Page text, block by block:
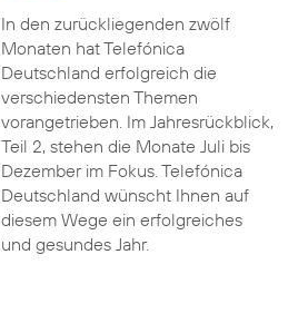
In den zurückliegenden zwölf
Monaten hat Telefónica
Deutschland erfolgreich die
verschiedensten Themen
vorangetrieben. Im Jahresrückblick,
Teil 2, stehen die Monate Juli bis
Dezember im Fokus. Telefónica
Deutschland wünscht Ihnen auf
diesem Wege ein erfolgreiches
und gesundes Jahr.